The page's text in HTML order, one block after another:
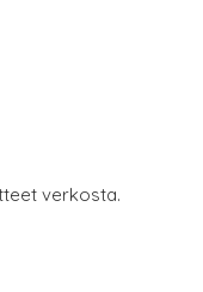
verkosta.